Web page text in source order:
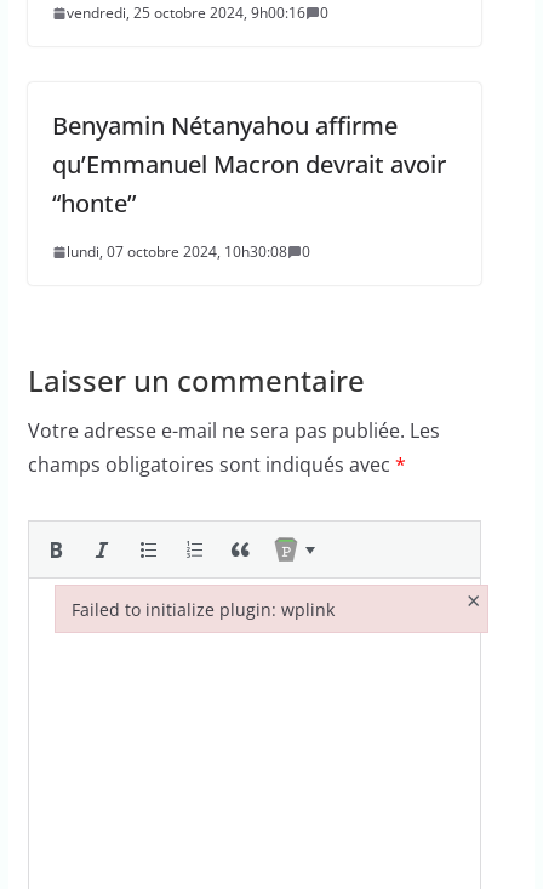
vendredi, 25 octobre 2024, 9h00:16 0
Benyamin Nétanyahou affirme
qu’Emmanuel Macron devrait avoir
“honte”
lundi, 07 octobre 2024, 10h30:08 0
Laisser un commentaire
Votre adresse e-mail ne sera pas publiée. Les
champs obligatoires sont indiqués avec *
Failed to initialize plugin: wplink ×
Failed to initialize plugin: wplink